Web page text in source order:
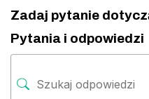
Zadaj pytanie
Pytania i odpowiedzi